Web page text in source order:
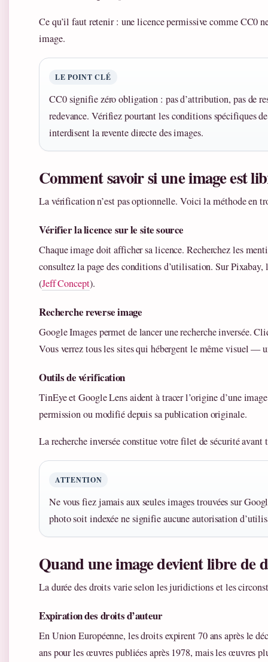
Ce qu’il faut retenir : une licence permissive comme CC0
image.
LE POINT CLÉ
CC0 signifie zéro obligation : pas d’attribution, pas de
redevance. Vérifiez pourtant les conditions spécifiques
interdisent la revente directe des images.
Comment savoir si une image est
La vérification n’est pas optionnelle. Voici la méthode en
Vérifier la licence sur le site source
Chaque image doit afficher sa licence. Recherchez les
consultez la page des conditions d’utilisation. Sur
(Jeff Concept).
Recherche reverse image
Google Images permet de lancer une recherche inversée.
Vous verrez tous les sites qui hébergent le même visuel —
Outils de vérification
TinEye et Google Lens aident à tracer l’origine d’une
permission ou modifié depuis sa publication originale.
La recherche inversée constitue votre filet de sécurité
ATTENTION
Ne vous fiez jamais aux seules images trouvées sur
photo soit indexée ne signifie aucune autorisation
Quand une image devient libre de
La durée des droits varie selon les juridictions et les
Expiration des droits d’auteur
En Union Européenne, les droits expirent 70 ans après le
ans pour les œuvres publiées après 1978, mais les œuvres